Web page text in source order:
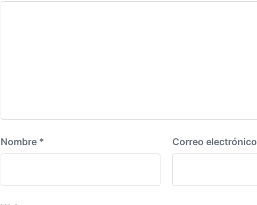
Nombre * Correo electrónico